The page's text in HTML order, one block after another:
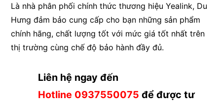
Là nhà phân phối chính thức thương hiệu Yealink, Du
Hưng đảm bảo cung cấp cho bạn những sản phẩm
chính hãng, chất lượng tốt với mức giá tốt nhất trên
thị trường cùng chế độ bảo hành đầy đủ.
Liên hệ ngay đến
Hotline 0937550075 để được tư